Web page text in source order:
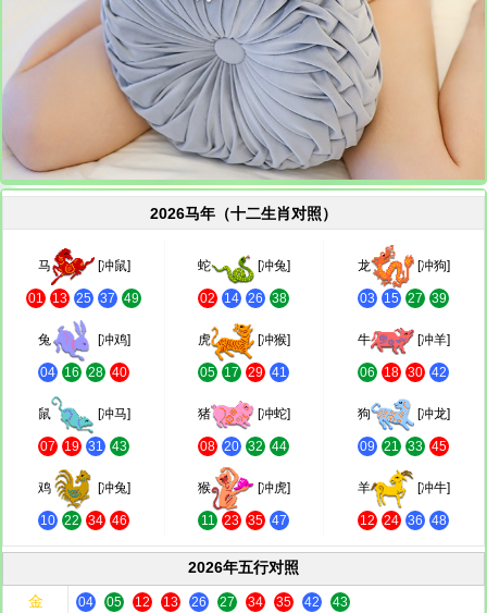
2026马年（十二生肖对照）
马 [冲鼠]
01 13 25 37 49
蛇 [冲兔]
02 14 26 38
龙 [冲狗]
03 15 27 39
兔 [冲鸡]
04 16 28 40
虎 [冲猴]
05 17 29 41
牛 [冲羊]
06 18 30 42
鼠 [冲马]
07 19 31 43
猪 [冲蛇]
08 20 32 44
狗 [冲龙]
09 21 33 45
鸡 [冲兔]
10 22 34 46
猴 [冲虎]
11 23 35 47
羊 [冲牛]
12 24 36 48
2026年五行对照
金
04 05 12 13 26 27 34 35 42 43